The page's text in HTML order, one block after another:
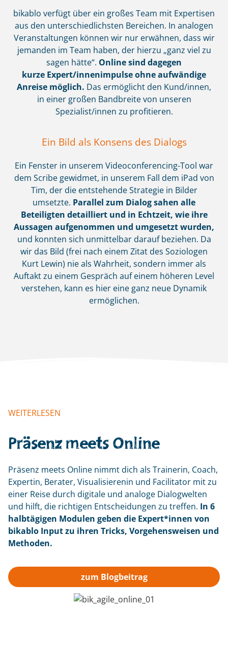
bikablo verfügt über ein großes Team mit Expertisen
aus den unterschiedlichsten Bereichen. In analogen
Veranstaltungen können wir nur erwähnen, dass wir
jemanden im Team haben, der hierzu „ganz viel zu
sagen hätte“. Online sind dagegen
kurze Expert/innenimpulseohne aufwändige
Anreise möglich. Das ermöglicht den Kund/innen,
in einer großen Bandbreite von unseren
Spezialist/innen zu profitieren.
Ein Bild als Konsens des Dialogs
Ein Fenster in unserem Videoconferencing-Tool war
dem Scribe gewidmet, in unserem Fall dem iPad von
Tim, der die entstehende Strategie in Bilder
umsetzte. Parallel zum Dialog sahen alle
Beteiligten detailliert und in Echtzeit, wie ihre
Aussagen aufgenommen und umgesetzt wurden,
und konnten sich unmittelbar darauf beziehen. Da
wir das Bild (frei nach einem Zitat des Soziologen
Kurt Lewin) nie als Wahrheit, sondern immer als
Auftakt zu einem Gespräch auf einem höheren Level
verstehen, kann es hier eine ganz neue Dynamik
ermöglichen.
WEITERLESEN
Präsenz meets Online
Präsenz meets Online nimmt dich als Trainerin, Coach,
Expertin, Berater, Visualisierenin und Facilitator mit zu
einer Reise durch digitale und analoge Dialogwelten
und hilft, die richtigen Entscheidungen zu treffen. In 6
halbtägigen Modulen geben die Expert*innen von
bikablo Input zu ihren Tricks, Vorgehensweisen und
Methoden.
zum Blogbeitrag